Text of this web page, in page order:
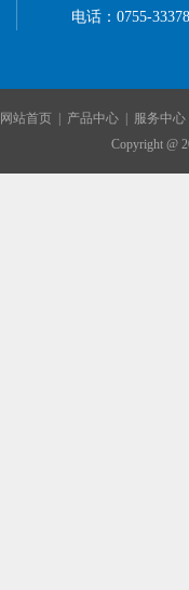
电话：0755-
网站首页 | 产品中心 | 服务中心
Copyright @